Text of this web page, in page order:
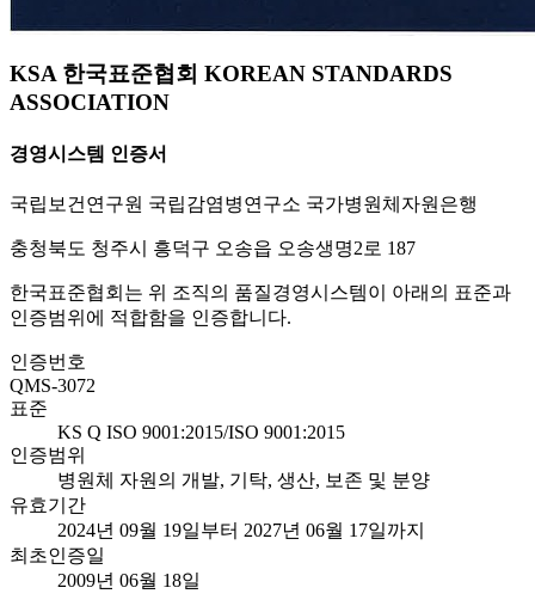
KSA 한국표준협회 KOREAN STANDARDS
ASSOCIATION
경영시스템 인증서
국립보건연구원 국립감염병연구소 국가병원체자원은행
충청북도 청주시 흥덕구 오송읍 오송생명2로 187
한국표준협회는 위 조직의 품질경영시스템이 아래의 표준과
인증범위에 적합함을 인증합니다.
인증번호
QMS-3072
표준
KS Q ISO 9001:2015/ISO 9001:2015
인증범위
병원체 자원의 개발, 기탁, 생산, 보존 및 분양
유효기간
2024년 09월 19일부터 2027년 06월 17일까지
최초인증일
2009년 06월 18일